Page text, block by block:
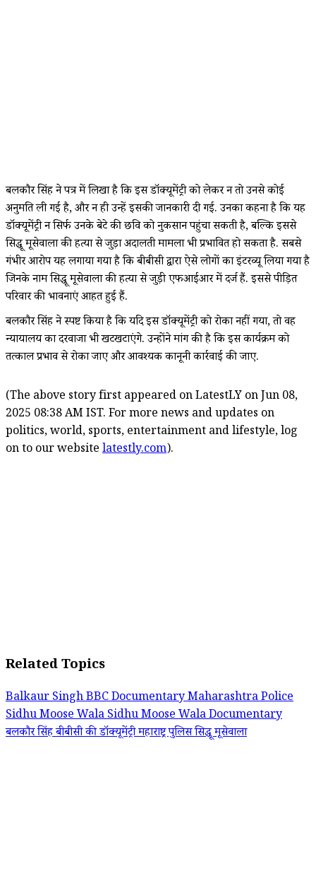
बलकौर सिंह ने पत्र में लिखा है कि इस डॉक्यूमेंट्री को लेकर न तो उनसे कोई
अनुमति ली गई है, और न ही उन्हें इसकी जानकारी दी गई. उनका कहना है कि यह
डॉक्यूमेंट्री न सिर्फ उनके बेटे की छवि को नुकसान पहुंचा सकती है, बल्कि इससे
सिद्धू मूसेवाला की हत्या से जुड़ा अदालती मामला भी प्रभावित हो सकता है. सबसे
गंभीर आरोप यह लगाया गया है कि बीबीसी द्वारा ऐसे लोगों का इंटरव्यू लिया गया है
जिनके नाम सिद्धू मूसेवाला की हत्या से जुड़ी एफआईआर में दर्ज हैं. इससे पीड़ित
परिवार की भावनाएं आहत हुई हैं.
बलकौर सिंह ने स्पष्ट किया है कि यदि इस डॉक्यूमेंट्री को रोका नहीं गया, तो वह
न्यायालय का दरवाजा भी खटखटाएंगे. उन्होंने मांग की है कि इस कार्यक्रम को
तत्काल प्रभाव से रोका जाए और आवश्यक कानूनी कार्रवाई की जाए.
(The above story first appeared on LatestLY on Jun 08,
2025 08:38 AM IST. For more news and updates on
politics, world, sports, entertainment and lifestyle, log
on to our website latestly.com).
Related Topics
Balkaur SinghBBC DocumentaryMaharashtra Police
Sidhu Moose WalaSidhu Moose Wala Documentary
बलकौर सिंहबीबीसी की डॉक्यूमेंट्रीमहाराष्ट्र पुलिससिद्धू मूसेवाला